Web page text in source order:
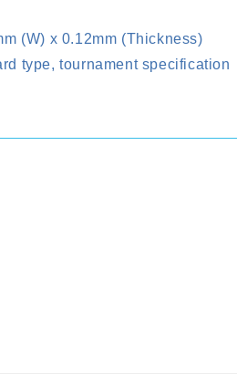
(W) x 0.12mm (Thickness)
type, tournament specification